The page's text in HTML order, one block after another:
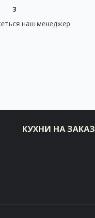
3
наш менеджер
КУХНИ НА ЗАКАЗ